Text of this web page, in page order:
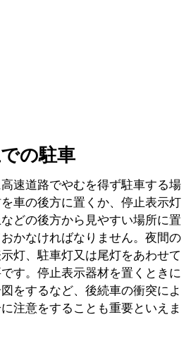
の駐車
速道路でやむを得ず駐車する場
車の後方に置くか、停止表示灯
どの後方から見やすい場所に置
かなければなりません。夜間の
灯、駐車灯又は尾灯をあわせて
す。停止表示器材を置くときに
をするなど、後続車の衝突によ
注意をすることも重要といえま